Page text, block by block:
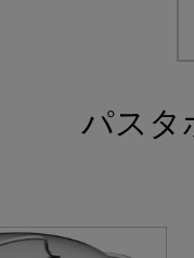
パスタ